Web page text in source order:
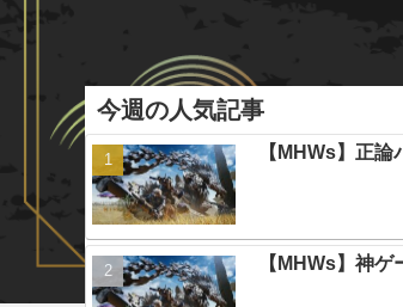
今週の人気記事
【MHWs】正
【MHWs】神